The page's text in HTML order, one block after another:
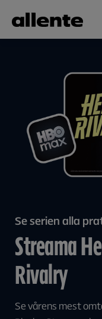
Se serien alla
Streama
Rivalry
Se vårens mest